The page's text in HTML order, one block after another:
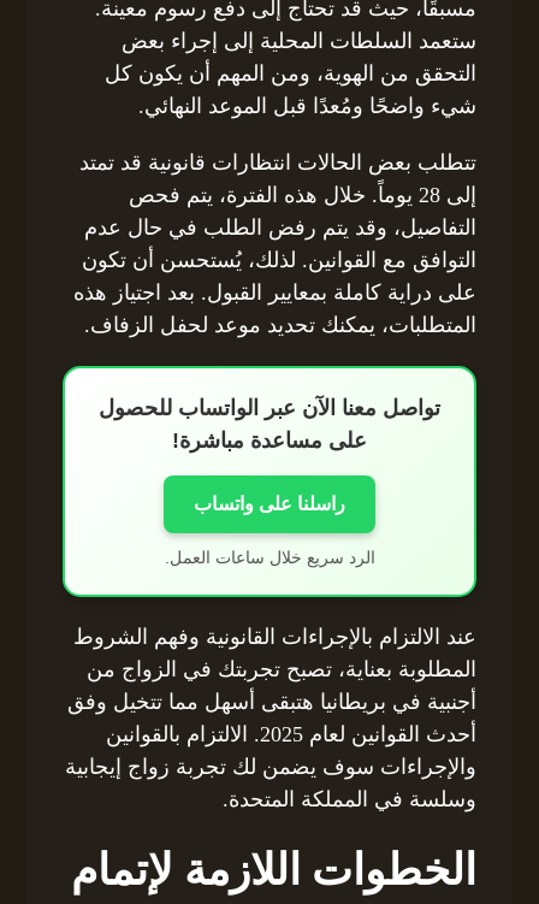
مسبقًا، حيث قد تحتاج إلى دفع رسوم معينة.
ستعمد السلطات المحلية إلى إجراء بعض
التحقق من الهوية، ومن المهم أن يكون كل
شيء واضحًا ومُعدًا قبل الموعد النهائي.
تتطلب بعض الحالات انتظارات قانونية قد تمتد
إلى 28 يوماً. خلال هذه الفترة، يتم فحص
التفاصيل، وقد يتم رفض الطلب في حال عدم
التوافق مع القوانين. لذلك، يُستحسن أن تكون
على دراية كاملة بمعايير القبول. بعد اجتياز هذه
المتطلبات، يمكنك تحديد موعد لحفل الزفاف.
تواصل معنا الآن عبر الواتساب للحصول
على مساعدة مباشرة!
راسلنا على واتساب
الرد سريع خلال ساعات العمل.
عند الالتزام بالإجراءات القانونية وفهم الشروط
المطلوبة بعناية، تصبح تجربتك في الزواج من
أجنبية في بريطانيا هتبقى أسهل مما تتخيل وفق
أحدث القوانين لعام 2025. الالتزام بالقوانين
والإجراءات سوف يضمن لك تجربة زواج إيجابية
وسلسة في المملكة المتحدة.
الخطوات اللازمة لإتمام